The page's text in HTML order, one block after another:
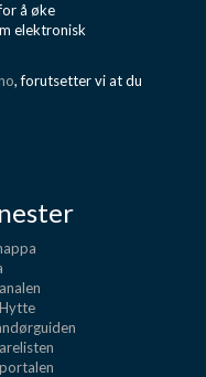
å øke
elektronisk
, forutsetter vi at du